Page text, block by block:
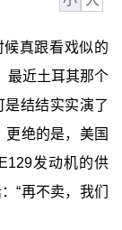
真跟看戏似的
近土耳其那个
是结结实实演了
更绝的是，美国
发动机的供
“再不卖，我们